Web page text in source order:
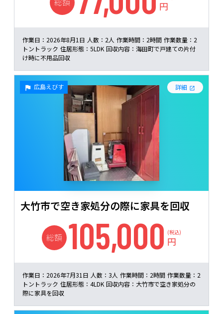
円
作業日： 2026年8月1日 人数： 2人 作業時間： 2時間 作業数量： 2
トントラック 住居形態： 5LDK 回収内容： 海田町で戸建ての片付
け時に不用品回収
広島えびす 詳細
大竹市で空き家処分の際に家具を回収
総額 105,000 (税込)
円
作業日： 2026年7月31日 人数： 3人 作業時間： 2時間 作業数量： 2
トントラック 住居形態： 4LDK 回収内容： 大竹市で空き家処分の
際に家具を回収